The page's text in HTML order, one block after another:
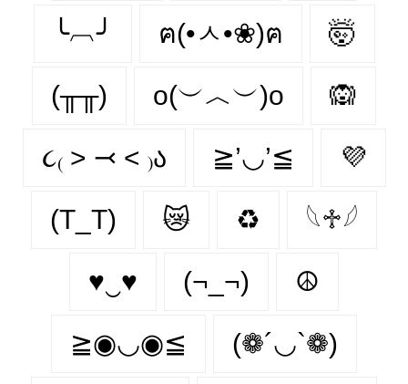
╰︹╯ ฅ(•ㅅ•❀)ฅ 🤯
(╥╥) o(︶︿︶)o 🙉
૮₍ ˃ ⤙ ˂ ₎ა ≧’◡’≦ 💜
(T_T) 😿 ♻ 𓆩♱𓆪
♥‿♥ (¬_¬) ☮
≧◉◡◉≦ (❁´◡`❁)